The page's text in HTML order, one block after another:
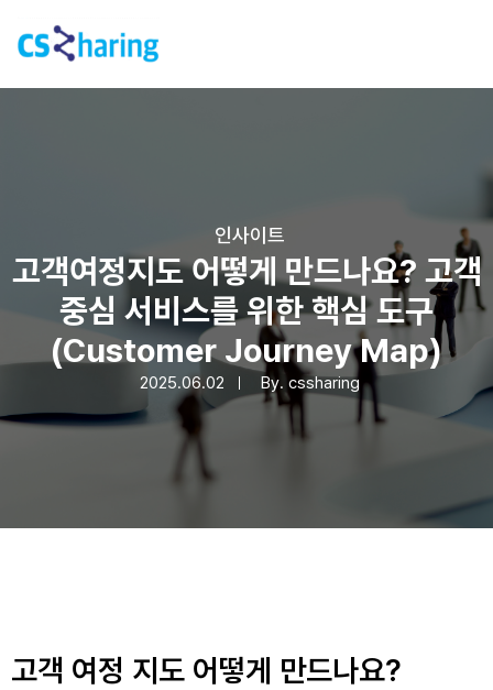
인사이트
고객여정지도 어떻게 만드나요? 고객
중심 서비스를 위한 핵심 도구
(Customer Journey Map)
2025.06.02 By. cssharing
고객 여정 지도 어떻게 만드나요?